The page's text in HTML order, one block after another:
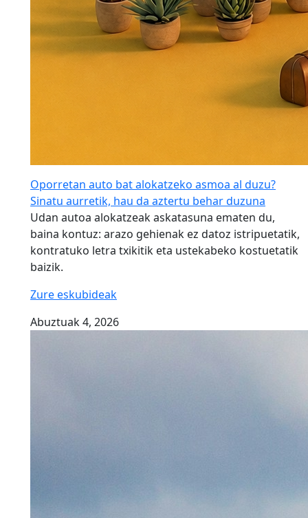
Oporretan auto bat alokatzeko asmoa al duzu?
Sinatu aurretik, hau da aztertu behar duzuna
Udan autoa alokatzeak askatasuna ematen du,
baina kontuz: arazo gehienak ez datoz istripuetatik,
kontratuko letra txikitik eta ustekabeko kostuetatik
baizik.
Zure eskubideak
Abuztuak 4, 2026